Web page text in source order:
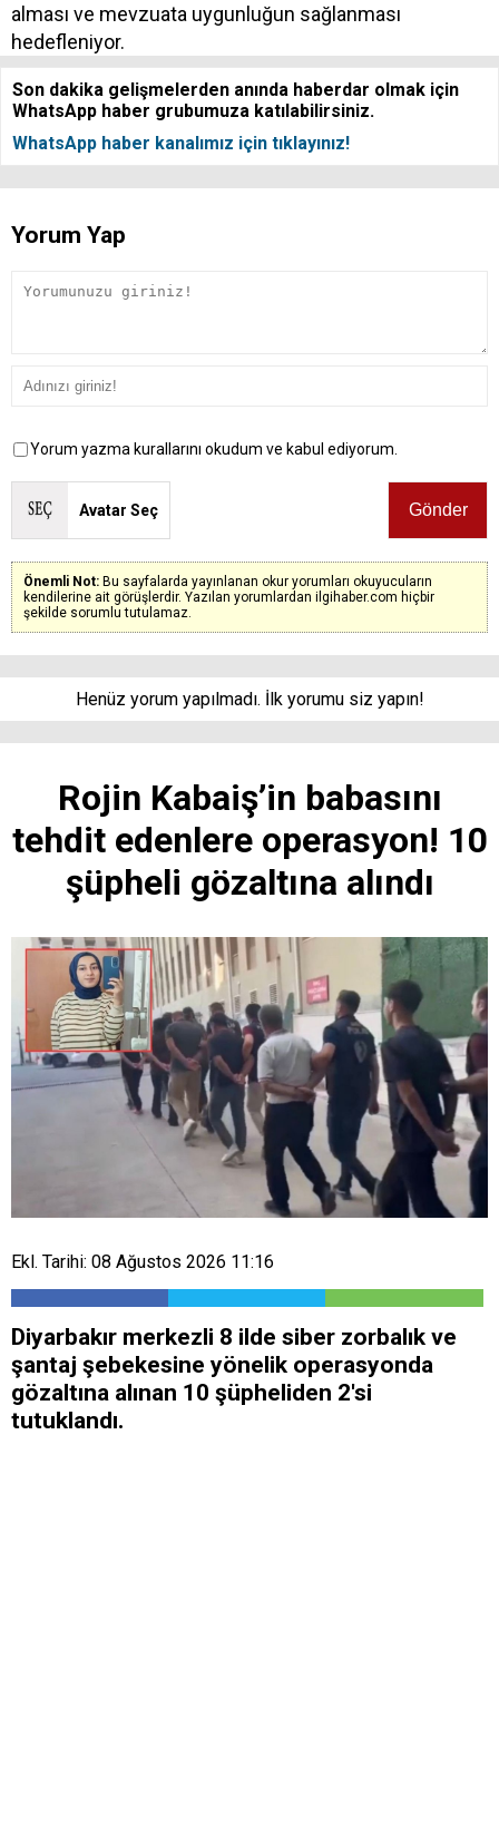
alması ve mevzuata uygunluğun sağlanması
hedefleniyor.
Son dakika gelişmelerden anında haberdar olmak için
WhatsApp haber grubumuza katılabilirsiniz.
WhatsApp haber kanalımız için tıklayınız!
Yorum Yap
Yorum yazma kurallarını okudum ve kabul ediyorum.
Avatar Seç
Önemli Not: Bu sayfalarda yayınlanan okur yorumları okuyucuların
kendilerine ait görüşlerdir. Yazılan yorumlardan ilgihaber.com hiçbir
şekilde sorumlu tutulamaz.
Henüz yorum yapılmadı. İlk yorumu siz yapın!
Rojin Kabaiş’in babasını
tehdit edenlere operasyon! 10
şüpheli gözaltına alındı
Ekl. Tarihi: 08 Ağustos 2026 11:16
Diyarbakır merkezli 8 ilde siber zorbalık ve
şantaj şebekesine yönelik operasyonda
gözaltına alınan 10 şüpheliden 2'si
tutuklandı.